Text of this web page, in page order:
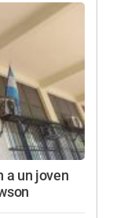
a un joven